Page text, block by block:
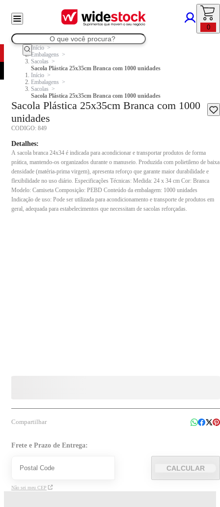
0
Início
Embalagens
Sacolas
Sacola Plástica 25x35cm Branca com 1000 unidades
Início
Embalagens
Sacolas
Sacola Plástica 25x35cm Branca com 1000 unidades
Sacola Plástica 25x35cm Branca com 1000
unidades
CODIGO: 849
Detalhes:
A sacola branca 24x34 é indicada para acondicionar e transportar produtos de forma
prática, mantendo-os organizados durante o manuseio. Produzida com polietileno de baixa
densidade (matéria-prima virgem), apresenta reforço que garante maior durabilidade e
flexibilidade no uso diário. Especificações Técnicas: Medida: 24 x 34 cm Cor: Branca
Modelo: Camiseta Composição: PEBD Conteúdo da embalagem: 1000 unidades
Indicação de uso: Pode ser utilizada para acondicionamento e transporte de produtos em
geral, adequada para estabelecimentos que necessitam de sacolas reforçadas.
Compartilhar
Frete e Prazo de Entrega:
CALCULAR
Não sei meu CEP